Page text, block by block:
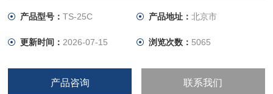
产品型号：TS-25C 产品地址： 北京市
更新时间： 2026-07-15 浏览次数： 5065
产品咨询 联系我们